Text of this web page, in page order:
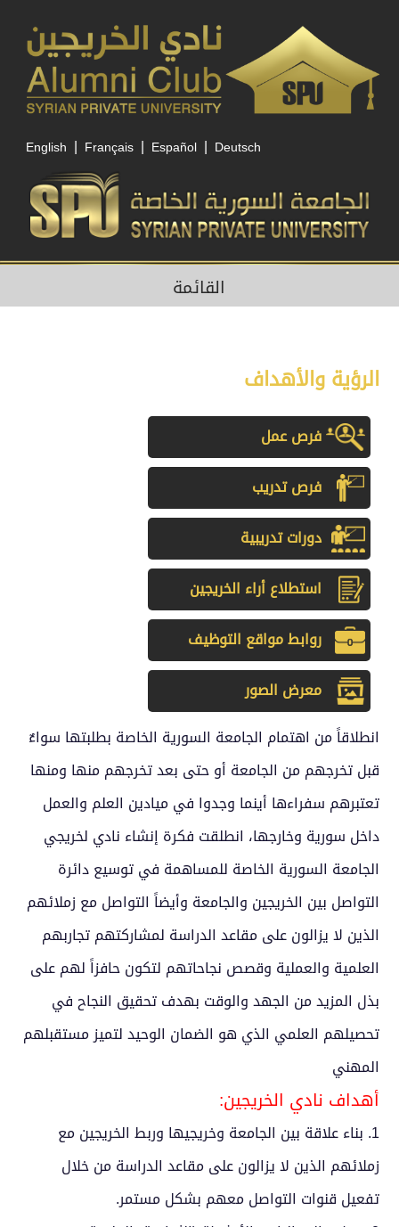
English | Français | Español | Deutsch
القائمة
الرؤية والأهداف
فرص عمل
فرص تدريب
دورات تدريبية
استطلاع أراء الخريجين
روابط مواقع التوظيف
معرض الصور
انطلاقاً من اهتمام الجامعة السورية الخاصة بطلبتها سواءٌ
قبل تخرجهم من الجامعة أو حتى بعد تخرجهم منها ومنها
تعتبرهم سفراءها أينما وجدوا في ميادين العلم والعمل
داخل سورية وخارجها، انطلقت فكرة إنشاء نادي لخريجي
الجامعة السورية الخاصة للمساهمة في توسيع دائرة
التواصل بين الخريجين والجامعة وأيضاً التواصل مع زملائهم
الذين لا يزالون على مقاعد الدراسة لمشاركتهم تجاربهم
العلمية والعملية وقصص نجاحاتهم لتكون حافزاً لهم على
بذل المزيد من الجهد والوقت بهدف تحقيق النجاح في
تحصيلهم العلمي الذي هو الضمان الوحيد لتميز مستقبلهم
المهني
أهداف نادي الخريجين:
1. بناء علاقة بين الجامعة وخريجيها وربط الخريجين مع
زملائهم الذين لا يزالون على مقاعد الدراسة من خلال
تفعيل قنوات التواصل معهم بشكل مستمر.